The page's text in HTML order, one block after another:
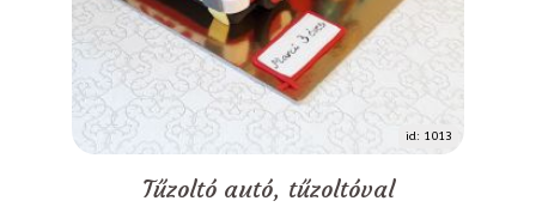
id: 1013
Tűzoltó autó, tűzoltóval